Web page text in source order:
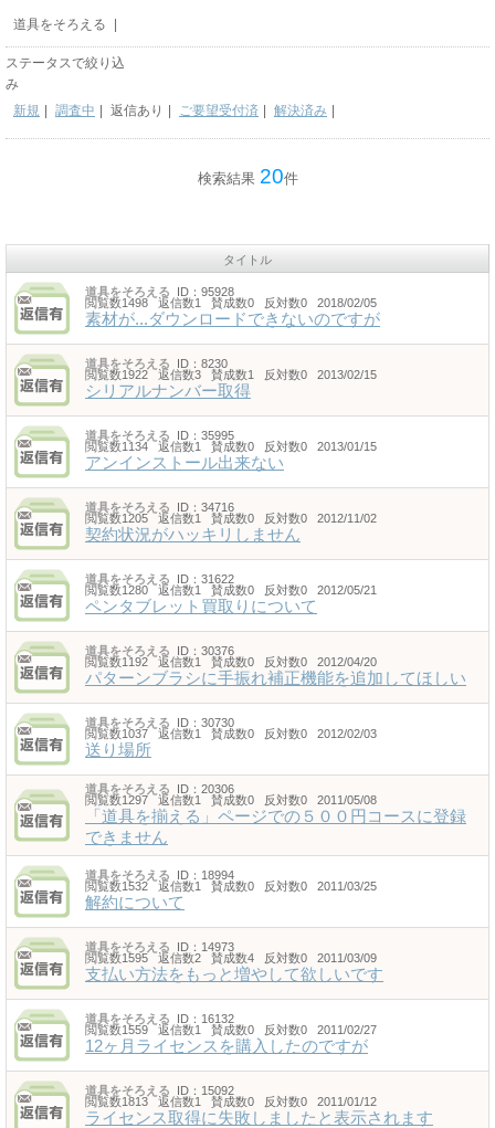
道具をそろえる
ステータスで絞り込
み
新規
調査中 返信あり ご要望受付済 解決済み
検索結果 20件
タイトル
道具をそろえる ID：95928
閲覧数1498 返信数1 賛成数0 反対数0 2018/02/05
素材が...ダウンロードできないのですが
道具をそろえる ID：8230
閲覧数1922 返信数3 賛成数1 反対数0 2013/02/15
シリアルナンバー取得
道具をそろえる ID：35995
閲覧数1134 返信数1 賛成数0 反対数0 2013/01/15
アンインストール出来ない
道具をそろえる ID：34716
閲覧数1205 返信数1 賛成数0 反対数0 2012/11/02
契約状況がハッキリしません
道具をそろえる ID：31622
閲覧数1280 返信数1 賛成数0 反対数0 2012/05/21
ペンタブレット買取りについて
道具をそろえる ID：30376
閲覧数1192 返信数1 賛成数0 反対数0 2012/04/20
パターンブラシに手振れ補正機能を追加してほしい
道具をそろえる ID：30730
閲覧数1037 返信数1 賛成数0 反対数0 2012/02/03
送り場所
道具をそろえる ID：20306
閲覧数1297 返信数1 賛成数0 反対数0 2011/05/08
「道具を揃える」ページでの５００円コースに登録
できません
道具をそろえる ID：18994
閲覧数1532 返信数1 賛成数0 反対数0 2011/03/25
解約について
道具をそろえる ID：14973
閲覧数1595 返信数2 賛成数4 反対数0 2011/03/09
支払い方法をもっと増やして欲しいです
道具をそろえる ID：16132
閲覧数1559 返信数1 賛成数0 反対数0 2011/02/27
12ヶ月ライセンスを購入したのですが
道具をそろえる ID：15092
閲覧数1813 返信数1 賛成数0 反対数0 2011/01/12
ライセンス取得に失敗しましたと表示されます